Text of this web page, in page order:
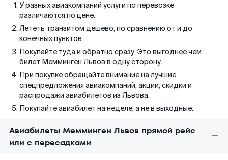
У разных авиакомпаний услуги по перевозке
различаются по цене.
Лететь транзитом дешево, по сравнению от и до
конечных пунктов.
Покупайте туда и обратно сразу. Это выгоднее чем
билет Мемминген Львов в одну сторону.
При покупке обращайте внимание на лучшие
спецпредложения авиакомпаний, акции, скидки и
распродажи авиабилетов из Львова.
Покупайте авиабилет на неделе, а не в выходные.
Авиабилеты Мемминген Львов прямой рейс
или с пересадками